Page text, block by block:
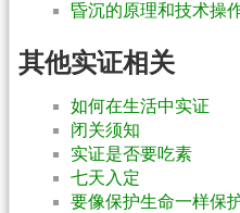
昏沉的原理和技术操
其他实证相关
如何在生活中实证
闭关须知
实证是否要吃素
七天入定
要像保护生命一样保